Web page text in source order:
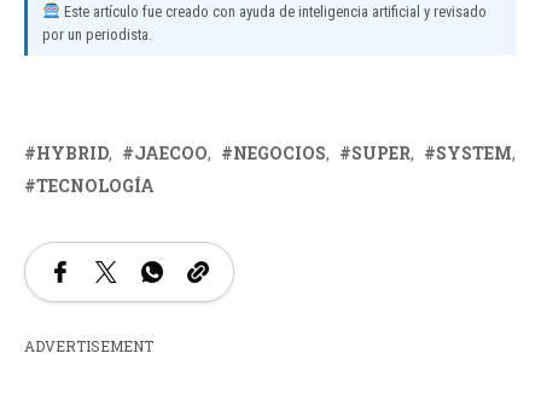
Este artículo fue creado con ayuda de inteligencia artificial y revisado
por un periodista.
HYBRID JAECOO NEGOCIOS SUPER
SYSTEM
TECNOLOGÍA
ADVERTISEMENT